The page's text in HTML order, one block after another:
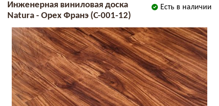
Есть в наличии
Инженерная виниловая доска
Natura - Орех Франэ (C-001-12)